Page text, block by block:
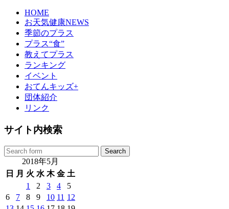
HOME
お天気健康NEWS
季節のプラス
プラス“食”
教えてプラス
ランキング
イベント
おてんキッズ+
団体紹介
リンク
サイト内検索
2018年5月
日
月 火 水 木 金 土
1
2 3 4
5
6
7 8 9 10 11 12